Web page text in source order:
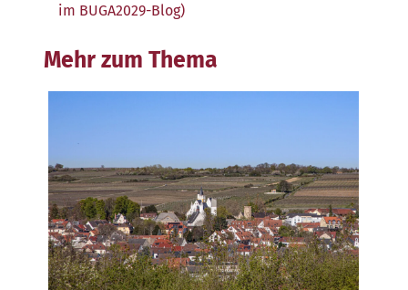
im BUGA2029-Blog)
Mehr zum Thema